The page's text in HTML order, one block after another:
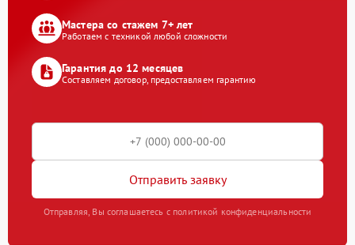
Мастера со стажем 7+ лет
Работаем с техникой любой сложности
Гарантия до 12 месяцев
Составляем договор, предоставляем гарантию
Отправить заявку
Отправляя, Вы соглашаетесь с политикой конфиденциальности